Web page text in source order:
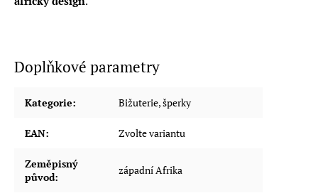
Doplňkové parametry
Kategorie: Bižuterie, šperky
EAN: Zvolte variantu
Zeměpisný
původ:
západní Afrika